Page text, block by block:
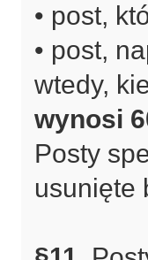
• post,
• post,
wtedy,
wynosi
Posty
usunięte